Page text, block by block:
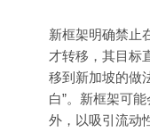
新框架明确禁止
才转移，其目标
移到新加坡的做
白”。新框架可
外，以吸引流动